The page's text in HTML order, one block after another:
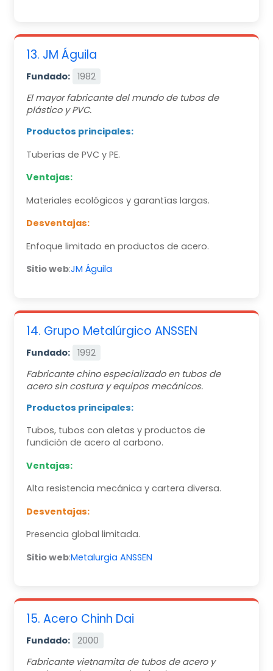
13. JM Águila
Fundado:
1982
El mayor fabricante del mundo de tubos de
plástico y PVC.
Productos principales:
Tuberías de PVC y PE.
Ventajas:
Materiales ecológicos y garantías largas.
Desventajas:
Enfoque limitado en productos de acero.
Sitio web:JM Águila
14. Grupo Metalúrgico ANSSEN
Fundado:
1992
Fabricante chino especializado en tubos de
acero sin costura y equipos mecánicos.
Productos principales:
Tubos, tubos con aletas y productos de
fundición de acero al carbono.
Ventajas:
Alta resistencia mecánica y cartera diversa.
Desventajas:
Presencia global limitada.
Sitio web:Metalurgia ANSSEN
15. Acero Chinh Dai
Fundado:
2000
Fabricante vietnamita de tubos de acero y